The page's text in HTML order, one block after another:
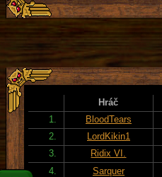
Hráč
1.
BloodTears
2.
LordKikin1
3.
Ridix VI.
4.
Sarquer